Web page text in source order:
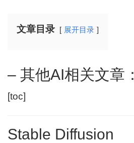
文章目录 展开目录
– 其他AI相关文章：
[toc]
Stable Diffusion